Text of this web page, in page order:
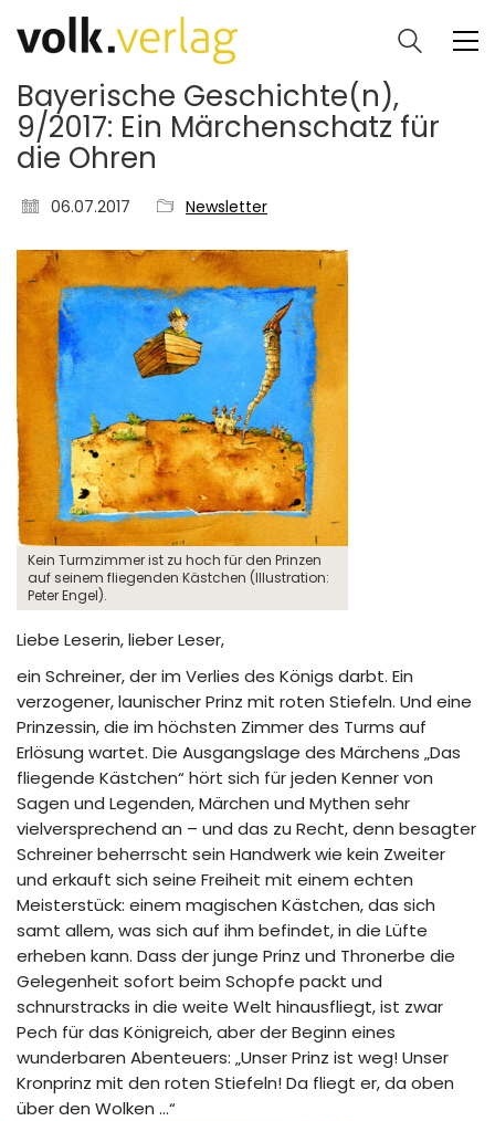
Bayerische Geschichte(n),
9/2017: Ein Märchenschatz für
die Ohren
06.07.2017 Newsletter
Kein Turmzimmer ist zu hoch für den Prinzen
auf seinem fliegenden Kästchen (Illustration:
Peter Engel).
Liebe Leserin, lieber Leser,
ein Schreiner, der im Verlies des Königs darbt. Ein
verzogener, launischer Prinz mit roten Stiefeln. Und eine
Prinzessin, die im höchsten Zimmer des Turms auf
Erlösung wartet. Die Ausgangslage des Märchens „Das
fliegende Kästchen“ hört sich für jeden Kenner von
Sagen und Legenden, Märchen und Mythen sehr
vielversprechend an – und das zu Recht, denn besagter
Schreiner beherrscht sein Handwerk wie kein Zweiter
und erkauft sich seine Freiheit mit einem echten
Meisterstück: einem magischen Kästchen, das sich
samt allem, was sich auf ihm befindet, in die Lüfte
erheben kann. Dass der junge Prinz und Thronerbe die
Gelegenheit sofort beim Schopfe packt und
schnurstracks in die weite Welt hinausfliegt, ist zwar
Pech für das Königreich, aber der Beginn eines
wunderbaren Abenteuers: „Unser Prinz ist weg! Unser
Kronprinz mit den roten Stiefeln! Da fliegt er, da oben
über den Wolken …“